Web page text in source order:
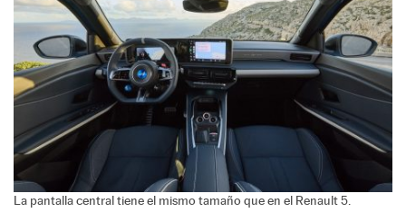
La pantalla central tiene el mismo tamaño que en el Renault 5.